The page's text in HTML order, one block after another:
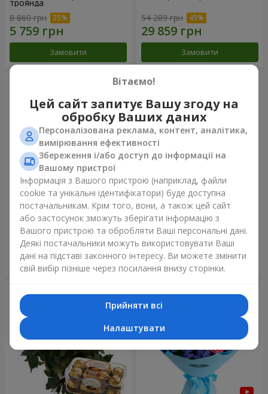
троянда
8 860 грн
Замовити
54 289 грн
Замовити
Композиція "Ти + Я"
50 398 грн
Замовити
101 біла троянда
6 949 грн
Замовити
Вітаємо!
Цей сайт запитує Вашу згоду на
обробку Ваших даних
Персоналізована реклама, контент, аналітика,
вимірювання ефективності
Збереження і/або доступ до інформації на
Вашому пристрої
Інформація з Вашого пристрою (наприклад, файли
cookie та унікальні ідентифікатори) буде доступна
постачальникам. Крім того, вони, а також цей сайт
або застосунок зможуть зберігати інформацію з
Вашого пристрою та обробляти Ваші персональні дані.
Деякі постачальники можуть використовувати Ваші
дані на підставі законного інтересу. Ви можете змінити
свій вибір пізніше через посилання внизу сторінки.
Прийняти всі
Налаштувати